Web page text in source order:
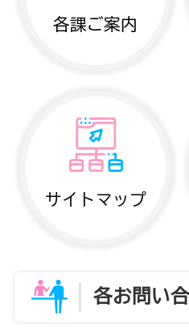
各課ご案内
サイトマップ
各お問い